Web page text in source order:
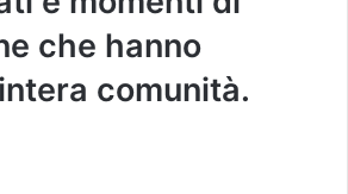
che hanno
comunità.